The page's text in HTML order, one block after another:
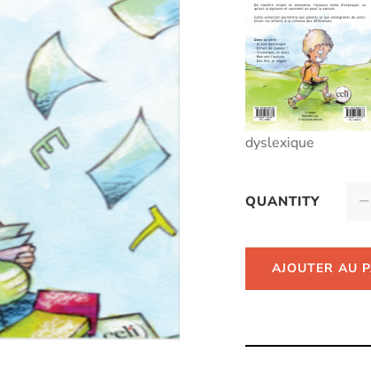
dyslexique
QUANTITY
AJOUTER AU